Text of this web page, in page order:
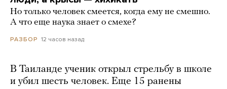
Но только человек смеется, когда ему не смешно.
А что еще наука знает о смехе?
РАЗБОР 12 часов назад
В Таиланде ученик открыл стрельбу в школе
и убил шесть человек. Еще 15 ранены